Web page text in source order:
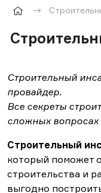
Строительный
провайдер.
Все секреты
сложных вопросах
Строительный
который поможет
строительства и
выгодно